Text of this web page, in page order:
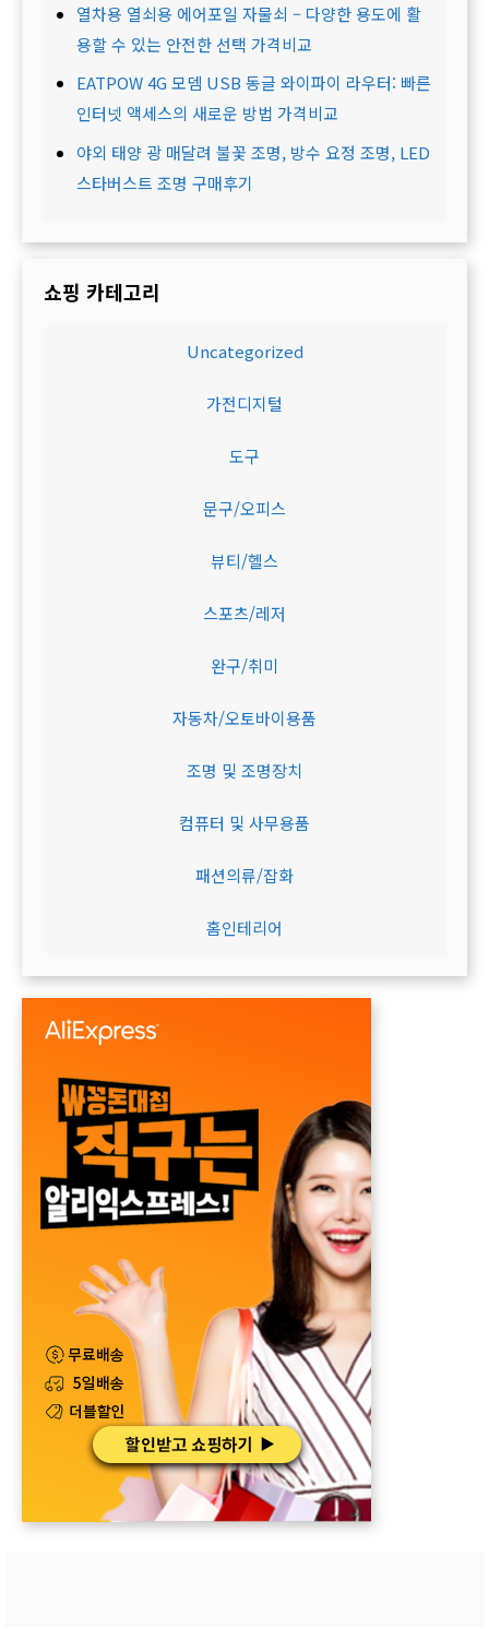
열차용 열쇠용 에어포일 자물쇠 – 다양한 용도에 활
용할 수 있는 안전한 선택 가격비교
EATPOW 4G 모뎀 USB 동글 와이파이 라우터: 빠른
인터넷 액세스의 새로운 방법 가격비교
야외 태양 광 매달려 불꽃 조명, 방수 요정 조명, LED
스타버스트 조명 구매후기
쇼핑 카테고리
Uncategorized
가전디지털
도구
문구/오피스
뷰티/헬스
스포츠/레저
완구/취미
자동차/오토바이용품
조명 및 조명장치
컴퓨터 및 사무용품
패션의류/잡화
홈인테리어